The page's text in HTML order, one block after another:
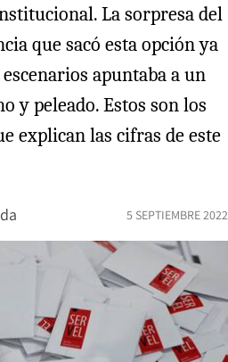
La sorpresa del
que sacó esta opción ya
apuntaba a un
y peleado. Estos son los
explican las cifras de este
5 SEPTIEMBRE 2022